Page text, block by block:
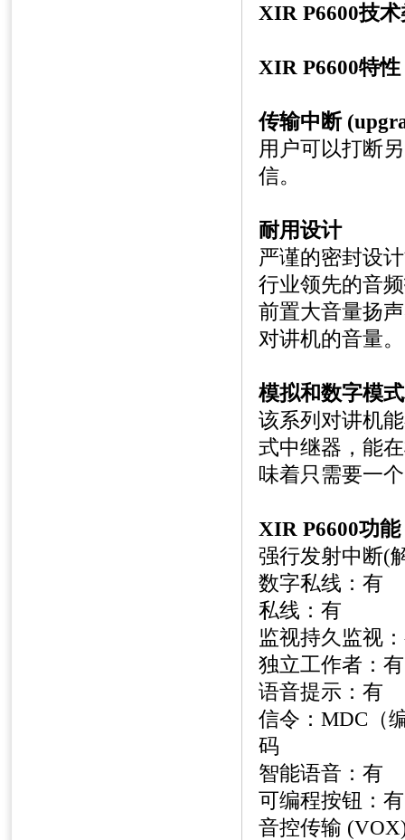
XIR P6600技术
XIR P6600特性
传输中断
用户可以打断
信。
耐用设计
严谨的密封设
行业领先的音
前置大音量扬
对讲机的音量。
模拟和数字模
该系列对讲机
式中继器，能
味着只需要一
XIR P6600功能
强行发射中断(
数字私线：有
私线：有
监视持久监视
独立工作者：有
语音提示：有
信令： MDC （
码
智能语音：有
可编程按钮：有
音控传输